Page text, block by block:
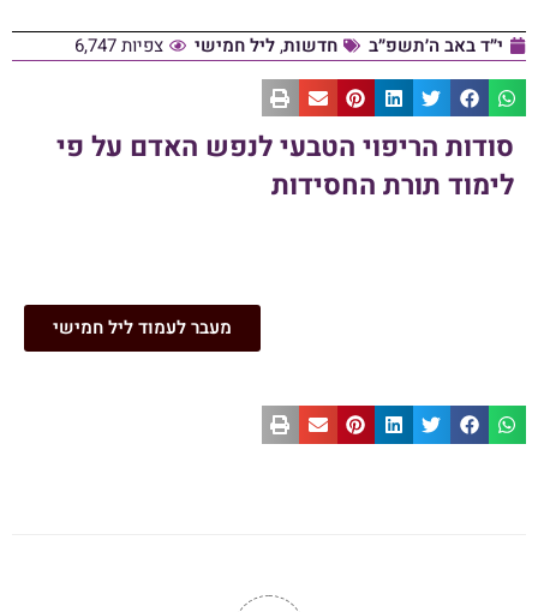
י״ד באב ה׳תשפ״ב חדשות,ליל חמישי צפיות 6,747
סודות הריפוי הטבעי לנפש האדם על פי
לימוד תורת החסידות
מעבר לעמוד ליל חמישי